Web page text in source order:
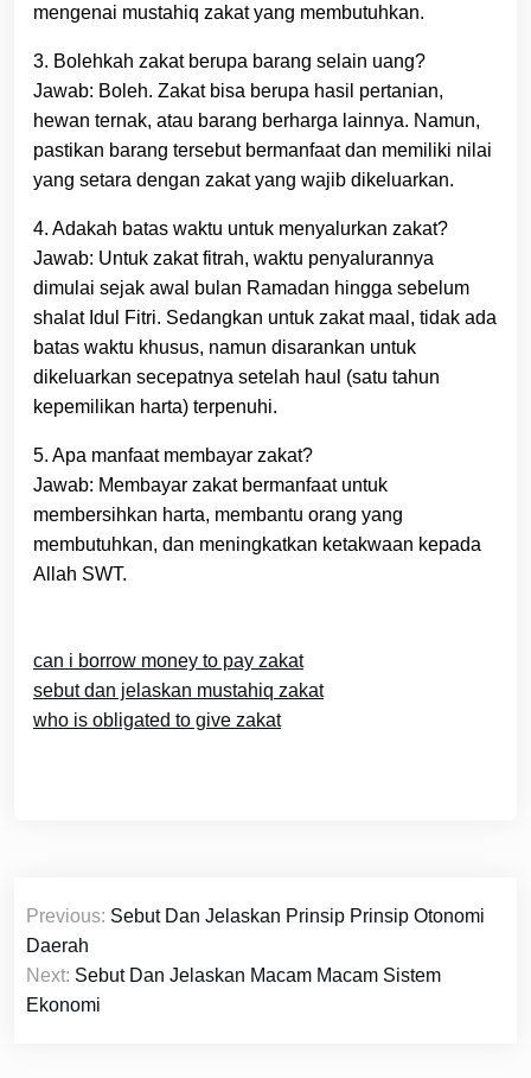
mengenai mustahiq zakat yang membutuhkan.
3. Bolehkah zakat berupa barang selain uang?
Jawab: Boleh. Zakat bisa berupa hasil pertanian,
hewan ternak, atau barang berharga lainnya. Namun,
pastikan barang tersebut bermanfaat dan memiliki nilai
yang setara dengan zakat yang wajib dikeluarkan.
4. Adakah batas waktu untuk menyalurkan zakat?
Jawab: Untuk zakat fitrah, waktu penyalurannya
dimulai sejak awal bulan Ramadan hingga sebelum
shalat Idul Fitri. Sedangkan untuk zakat maal, tidak ada
batas waktu khusus, namun disarankan untuk
dikeluarkan secepatnya setelah haul (satu tahun
kepemilikan harta) terpenuhi.
5. Apa manfaat membayar zakat?
Jawab: Membayar zakat bermanfaat untuk
membersihkan harta, membantu orang yang
membutuhkan, dan meningkatkan ketakwaan kepada
Allah SWT.
can i borrow money to pay zakat
sebut dan jelaskan mustahiq zakat
who is obligated to give zakat
Navigasi
pos
Previous: Sebut Dan Jelaskan Prinsip Prinsip Otonomi
Daerah
Next: Sebut Dan Jelaskan Macam Macam Sistem
Ekonomi